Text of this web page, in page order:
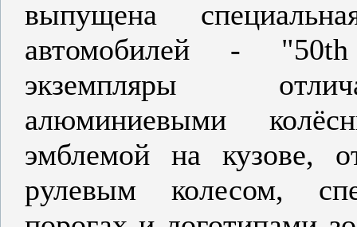
выпущена
автомобилей -
экземпляры
алюминиевыми
эмблемой на кузове,
рулевым колесом,